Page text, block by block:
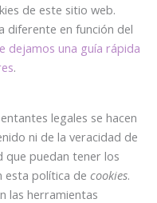
de este sitio web.
diferente en función del
dejamos una guía rápida
.
legales se hacen
ni de la veracidad de
que puedan tener los
esta política de cookies.
las herramientas